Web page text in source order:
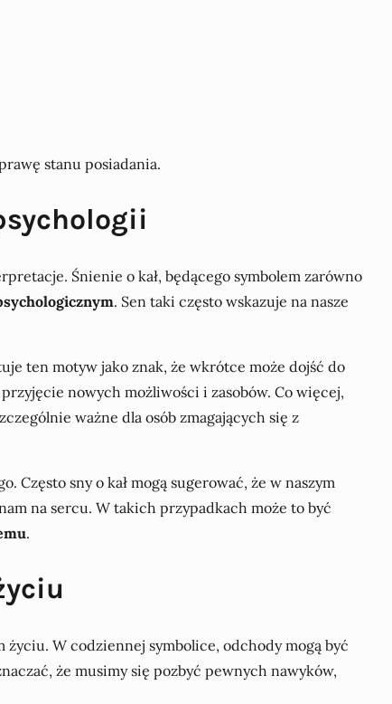
stanu posiadania.
Śnienie o kał, będącego symbolem zarówno
. Sen taki często wskazuje na nasze
ten motyw jako znak, że wkrótce może dojść do
nowych możliwości i zasobów. Co więcej,
ważne dla osób zmagających się z
Często sny o kał mogą sugerować, że w naszym
na sercu. W takich przypadkach może to być
.
W codziennej symbolice, odchody mogą być
że musimy się pozbyć pewnych nawyków,